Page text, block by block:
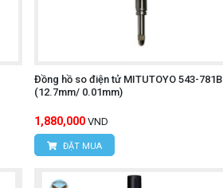
Đồng hồ so điện tử MITUTOYO 543-781B
(12.7mm/ 0.01mm)
1,880,000 VND
ĐẶT MUA